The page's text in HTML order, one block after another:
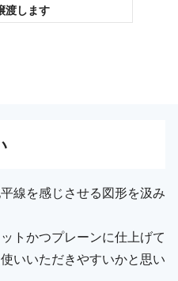
渡します
線を感じさせる図形を汲み
トかつプレーンに仕上げて
いいただきやすいかと思い